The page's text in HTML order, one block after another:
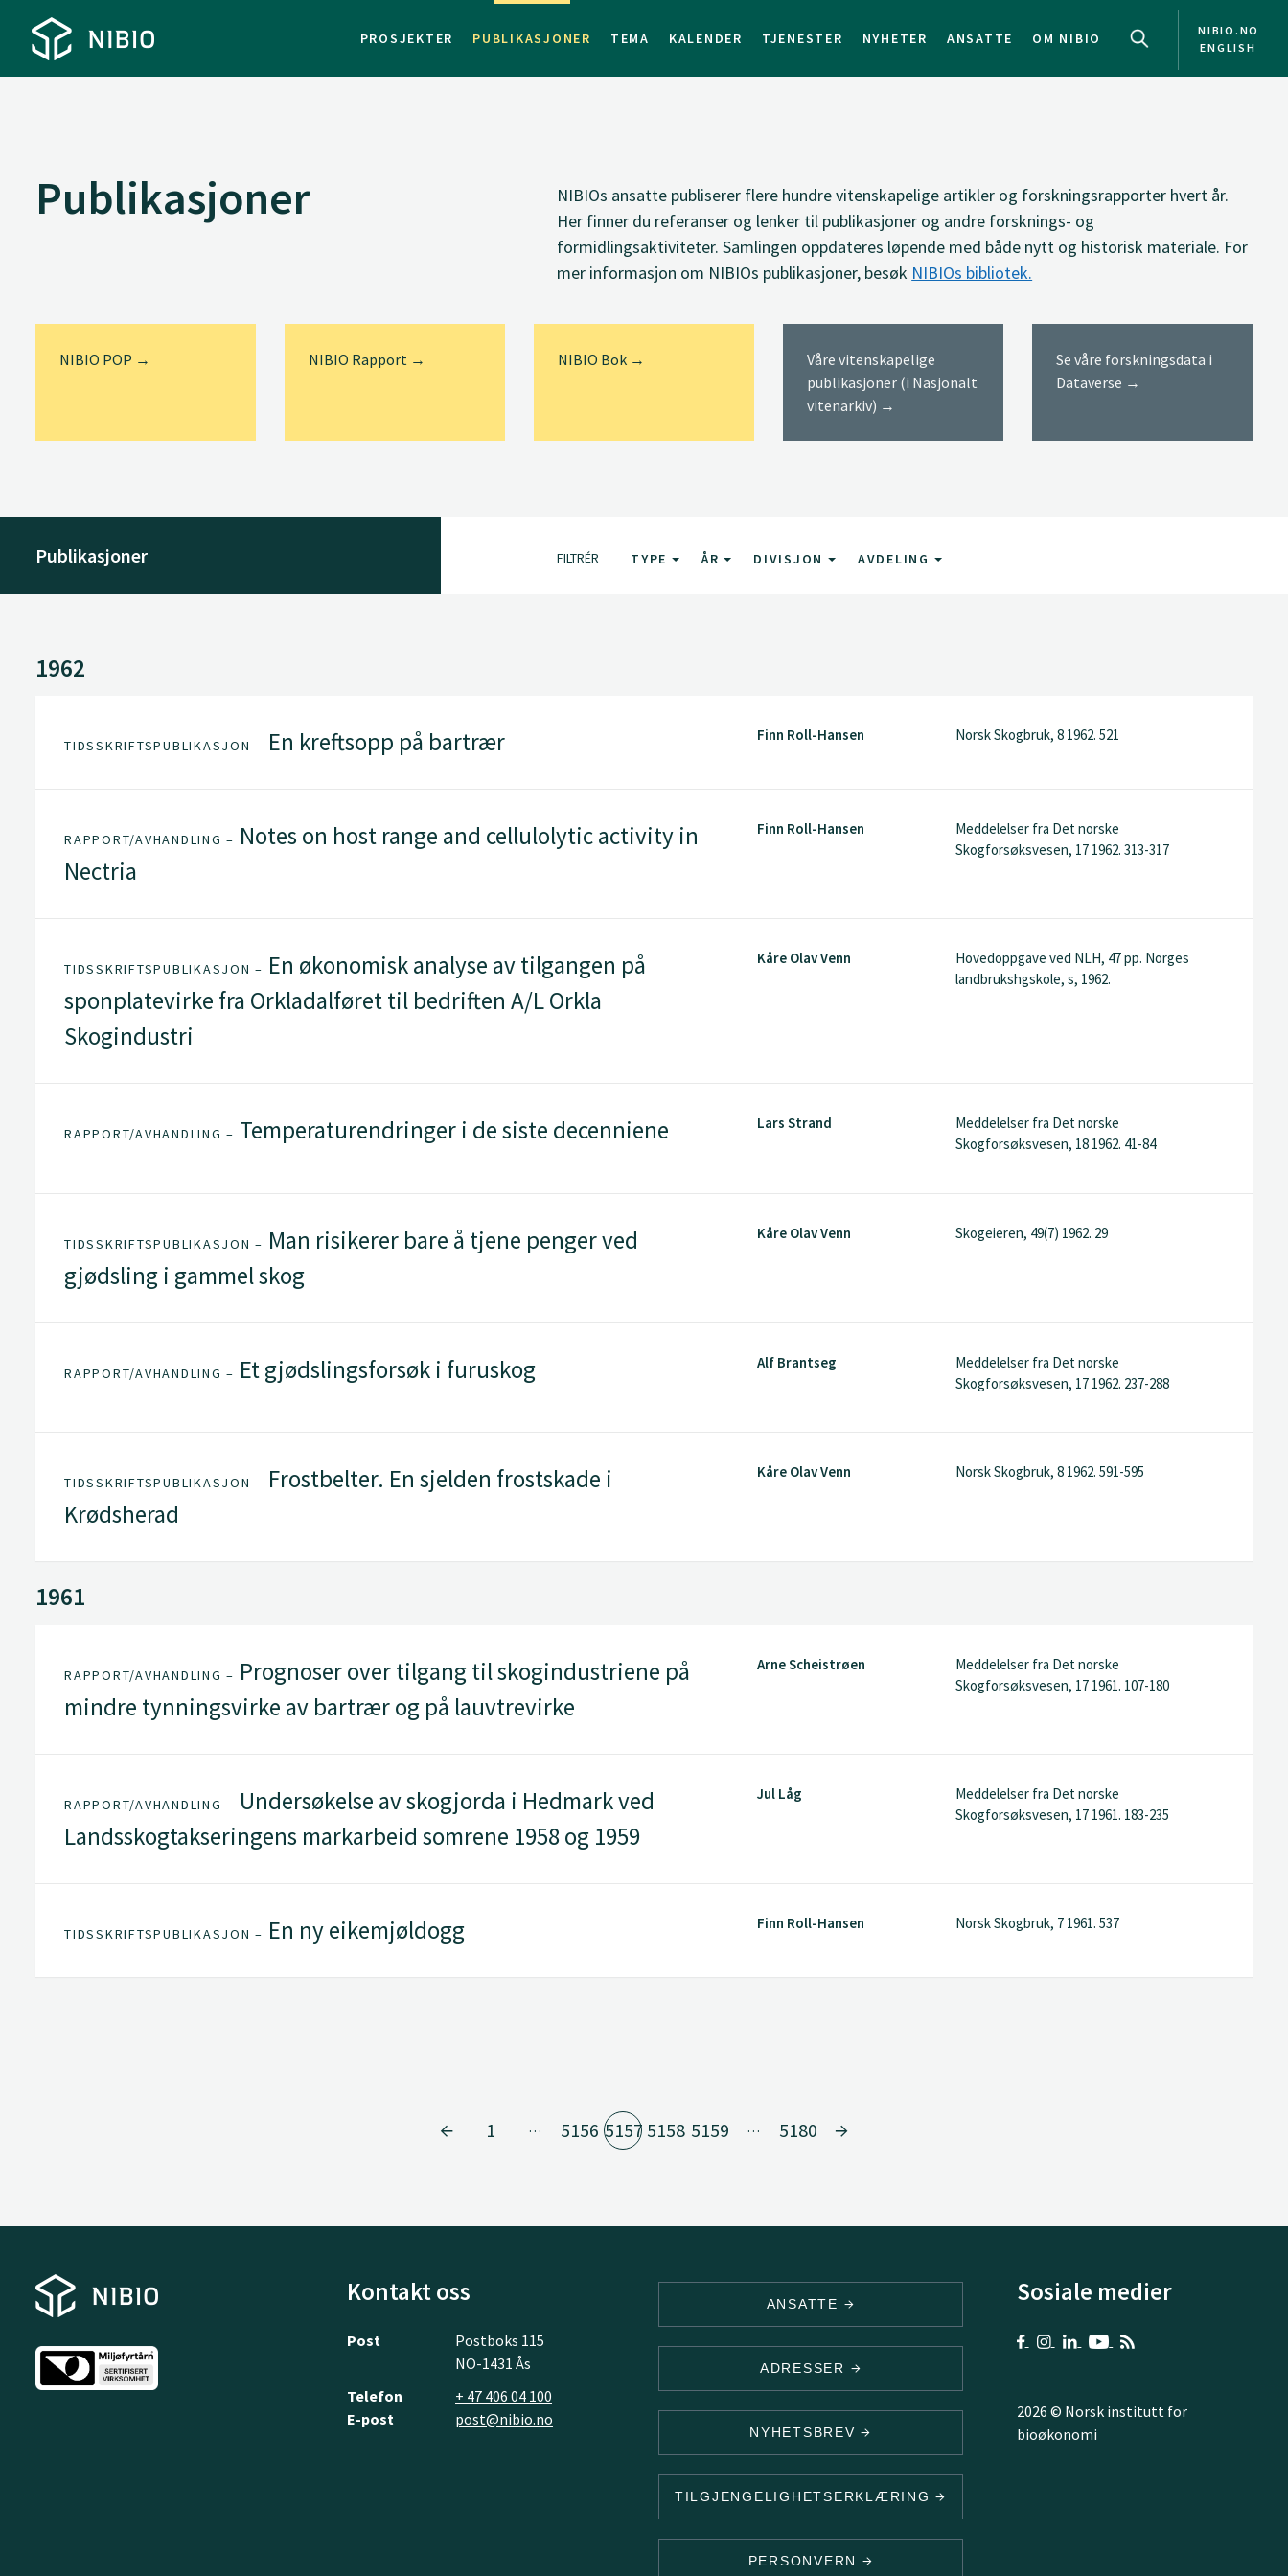
PROSJEKTER PUBLIKASJONER TEMA KALENDER TJENESTER NYHETER ANSATTE OM NIBIO
NIBIO.NO
ENGLISH
Publikasjoner NIBIOs ansatte publiserer flere hundre vitenskapelige artikler og forskningsrapporter hvert år.
Her finner du referanser og lenker til publikasjoner og andre forsknings- og
formidlingsaktiviteter. Samlingen oppdateres løpende med både nytt og historisk materiale. For
mer informasjon om NIBIOs publikasjoner, besøk NIBIOs bibliotek.
NIBIO POP → NIBIO Rapport → NIBIO Bok →
Våre vitenskapelige
publikasjoner (i Nasjonalt
vitenarkiv) →
Se våre forskningsdata i
Dataverse →
Publikasjoner FILTRÉR TYPE ÅR DIVISJON AVDELING
1962
TIDSSKRIFTSPUBLIKASJON – En kreftsopp på bartrær Finn Roll-Hansen Norsk Skogbruk, 8 1962. 521
RAPPORT/AVHANDLING – Notes on host range and cellulolytic activity in
Nectria
Finn Roll-Hansen
Meddelelser fra Det norske
Skogforsøksvesen, 17 1962. 313-317
TIDSSKRIFTSPUBLIKASJON – En økonomisk analyse av tilgangen på
sponplatevirke fra Orkladalføret til bedriften A/L Orkla
Skogindustri
Kåre Olav Venn
Hovedoppgave ved NLH, 47 pp. Norges
landbrukshgskole, s, 1962.
RAPPORT/AVHANDLING – Temperaturendringer i de siste decenniene Lars Strand
Meddelelser fra Det norske
Skogforsøksvesen, 18 1962. 41-84
TIDSSKRIFTSPUBLIKASJON – Man risikerer bare å tjene penger ved
gjødsling i gammel skog
Kåre Olav Venn Skogeieren, 49(7) 1962. 29
RAPPORT/AVHANDLING – Et gjødslingsforsøk i furuskog Alf Brantseg
Meddelelser fra Det norske
Skogforsøksvesen, 17 1962. 237-288
TIDSSKRIFTSPUBLIKASJON – Frostbelter. En sjelden frostskade i
Krødsherad
Kåre Olav Venn Norsk Skogbruk, 8 1962. 591-595
1961
RAPPORT/AVHANDLING – Prognoser over tilgang til skogindustriene på
mindre tynningsvirke av bartrær og på lauvtrevirke
Arne Scheistrøen
Meddelelser fra Det norske
Skogforsøksvesen, 17 1961. 107-180
RAPPORT/AVHANDLING – Undersøkelse av skogjorda i Hedmark ved
Landsskogtakseringens markarbeid somrene 1958 og 1959
Jul Låg
Meddelelser fra Det norske
Skogforsøksvesen, 17 1961. 183-235
TIDSSKRIFTSPUBLIKASJON – En ny eikemjøldogg Finn Roll-Hansen Norsk Skogbruk, 7 1961. 537
1 … 5156 5157 5158 5159 … 5180
Kontakt oss
Post
Postboks 115
NO-1431 Ås
Telefon
+ 47 406 04 100
E-post
post@nibio.no
ANSATTE
ADRESSER
NYHETSBREV
TILGJENGELIGHETSERKLÆRING
PERSONVERN
Sosiale medier
2026 © Norsk institutt for
bioøkonomi